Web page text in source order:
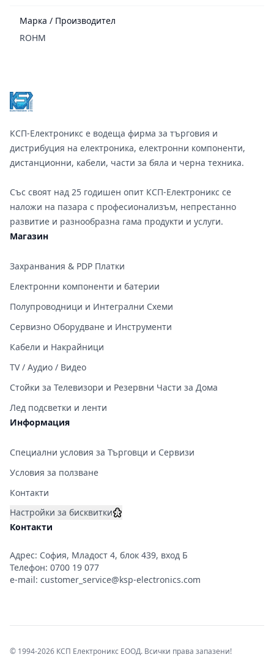
Марка / Производител
ROHM
КСП-Електроникс е водеща фирма за търговия и
дистрибуция на електроника, електронни компоненти,
дистанционни, кабели, части за бяла и черна техника.
Със своят над 25 годишен опит КСП-Електроникс се
наложи на пазара с професионализъм, непрестанно
развитие и разнообразна гама продукти и услуги.
Магазин
Захранвания & PDP Платки
Електронни компоненти и батерии
Полупроводници и Интегрални Схеми
Сервизно Оборудване и Инструменти
Кабели и Накрайници
TV / Аудио / Видео
Стойки за Телевизори и Резервни Части за Дома
Лед подсветки и ленти
Информация
Специални условия за Търговци и Сервизи
Условия за ползване
Контакти
Настройки за бисквитки
Контакти
Адрес: София, Младост 4, блок 439, вход Б
Телефон: 0700 19 077
e-mail: customer_service@ksp-electronics.com
© 1994-2026 КСП Електроникс ЕООД. Всички права запазени!